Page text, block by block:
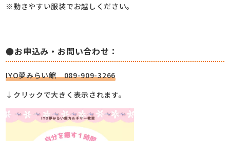
※動きやすい服装でお越しください。
●お申込み・お問い合わせ：
IYO夢みらい館 089-909-3266
↓クリックで大きく表示されます。